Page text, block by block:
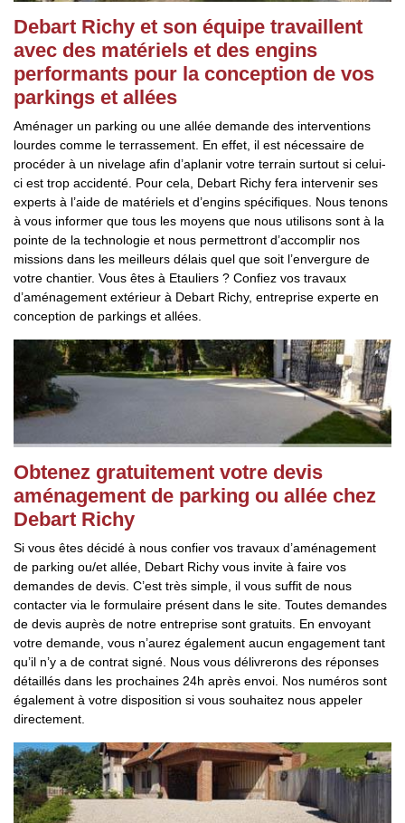
Debart Richy et son équipe travaillent
avec des matériels et des engins
performants pour la conception de vos
parkings et allées
Aménager un parking ou une allée demande des interventions
lourdes comme le terrassement. En effet, il est nécessaire de
procéder à un nivelage afin d’aplanir votre terrain surtout si celui-
ci est trop accidenté. Pour cela, Debart Richy fera intervenir ses
experts à l’aide de matériels et d’engins spécifiques. Nous tenons
à vous informer que tous les moyens que nous utilisons sont à la
pointe de la technologie et nous permettront d’accomplir nos
missions dans les meilleurs délais quel que soit l’envergure de
votre chantier. Vous êtes à Etauliers ? Confiez vos travaux
d’aménagement extérieur à Debart Richy, entreprise experte en
conception de parkings et allées.
Obtenez gratuitement votre devis
aménagement de parking ou allée chez
Debart Richy
Si vous êtes décidé à nous confier vos travaux d’aménagement
de parking ou/et allée, Debart Richy vous invite à faire vos
demandes de devis. C’est très simple, il vous suffit de nous
contacter via le formulaire présent dans le site. Toutes demandes
de devis auprès de notre entreprise sont gratuits. En envoyant
votre demande, vous n’aurez également aucun engagement tant
qu’il n’y a de contrat signé. Nous vous délivrerons des réponses
détaillés dans les prochaines 24h après envoi. Nos numéros sont
également à votre disposition si vous souhaitez nous appeler
directement.